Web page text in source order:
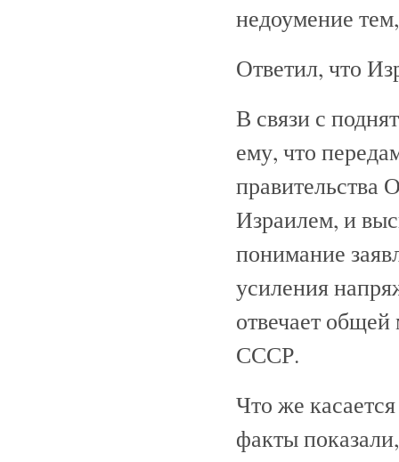
недоумение
Ответил, что
В связи с
ему, что
правительства
Израилем, и
понимание
усиления
отвечает
СССР.
Что же
факты